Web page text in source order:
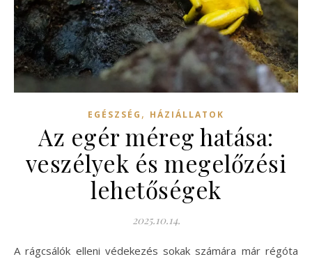
EGÉSZSÉG , HÁZIÁLLATOK
Az egér méreg hatása:
veszélyek és megelőzési
lehetőségek
2025.10.14.
A rágcsálók elleni védekezés sokak számára már régóta